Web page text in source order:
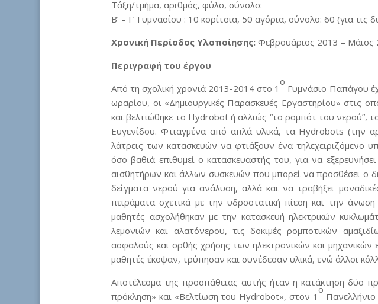
Τάξη/τμήμα, αριθμός, φύλο, σύνολο:
Β’ – Γ’ Γυμνασίου : 10 κορίτσια, 50 αγόρια, σύνολο: 60 (για τις
Χρονική Περίοδος Υλοποίησης:Φεβρουάριος 2013 – Μάιος
Περιγραφή του έργου
Από τη σχολική χρονιά 2013-2014 στο 1
ο
Γυμνάσιο Παπάγου
ωραρίου, οι «Δημιουργικές Παρασκευές Εργαστηρίου» στις
και βελτιώθηκε το Hydrobot ή αλλιώς “το ρομπότ του νερού”,
Ευγενίδου. Φτιαγμένα από απλά υλικά, τα Ηydrobots (την
λάτρεις των κατασκευών να φτιάξουν ένα τηλεχειριζόμενο
όσο βαθιά επιθυμεί ο κατασκευαστής του, για να
αισθητήρων και άλλων συσκευών που μπορεί να προσθέσει ο
δείγματα νερού για ανάλυση, αλλά και να τραβήξει
πειράματα σχετικά με την υδροστατική πίεση και την
μαθητές ασχολήθηκαν με την κατασκευή ηλεκτρικών
λεμονιών και αλατόνερου, τις δοκιμές ρομποτικών
ασφαλούς και ορθής χρήσης των ηλεκτρονικών και μηχανικών
μαθητές έκοψαν, τρύπησαν και συνέδεσαν υλικά, ενώ άλλοι
Αποτέλεσμα της προσπάθειας αυτής ήταν η κατάκτηση δύο
πρόκληση» και «Βελτίωση του Hydrobot», στον 1
ο